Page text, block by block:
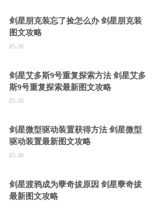
剑星朋克装忘了捡怎么办 剑星朋克装
图文攻略
05-30
剑星艾多斯9号重复探索方法 剑星艾多
斯9号重复探索最新图文攻略
05-30
剑星微型驱动装置获得方法 剑星微型
驱动装置最新图文攻略
05-30
剑星渡鸦成为孽奇拔原因 剑星孽奇拔
最新图文攻略